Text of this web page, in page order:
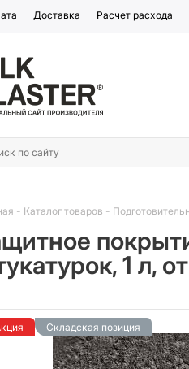
Доставка Расчет расхода
- Каталог товаров -
1 л,
Складская позиция